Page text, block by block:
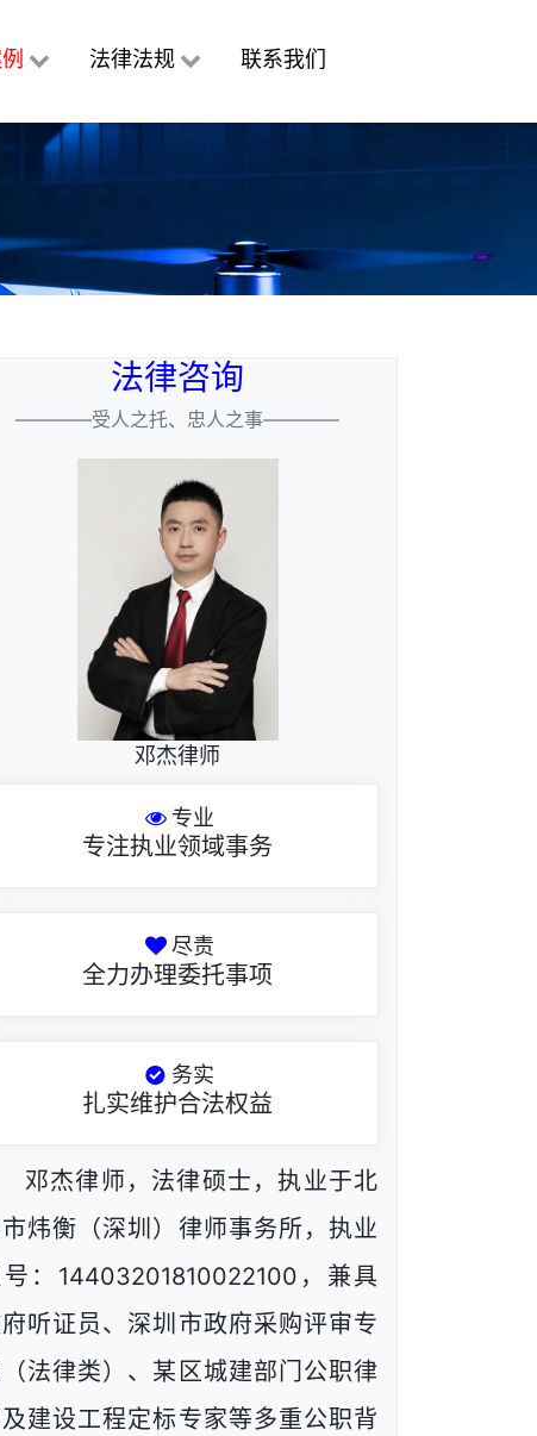
法律法规 联系我们
法律咨询
————受人之托、忠人之事————
邓杰律师
专业
专注执业领域事务
尽责
全力办理委托事项
务实
扎实维护合法权益
邓杰律师，法律硕士，执业于北
炜衡（深圳）律师事务所，执业
：14403201810022100，兼具
听证员、深圳市政府采购评审专
法律类）、某区城建部门公职律
建设工程定标专家等多重公职背